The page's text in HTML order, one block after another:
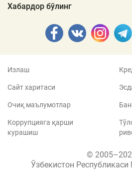
Хабардор бўлинг
Излаш
Сайт харитаси
Очиқ маълумотлар
Коррупцияга қарши
курашиш
©
Ўзбекистон